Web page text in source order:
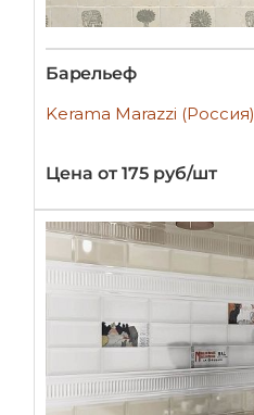
Барельеф
Kerama Marazzi (Россия)
Цена от 175 руб/шт